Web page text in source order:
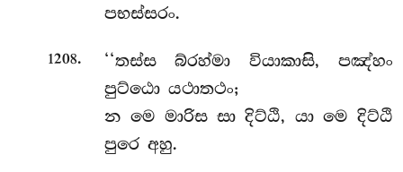
පභස්සරං.
1208.
‘‘තස්ස බ්රහ්මා වියාකාසි, පඤ්හං
පුට්ඨො යථාතථං;
න මෙ මාරිස සා දිට්ඨි, යා මෙ දිට්ඨි
පුරෙ අහු.